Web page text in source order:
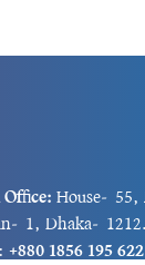
House-
1, Dhaka-1212.
+880 1856 195 622